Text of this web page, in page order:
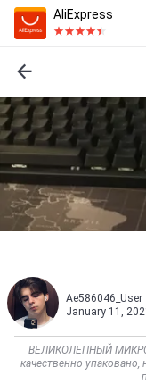
AliExpress
Ae586046_User
January 11,
ВЕЛИКОЛЕПНЫЙ
качественно упаковано,